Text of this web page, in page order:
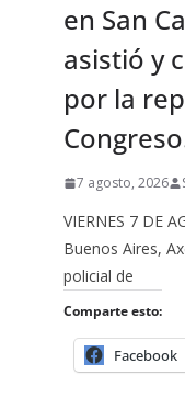
en San
asistió y
por la
7 agosto, 2026
VIERNES 7 DE
Buenos Aires,
policial de
Comparte esto:
Facebook